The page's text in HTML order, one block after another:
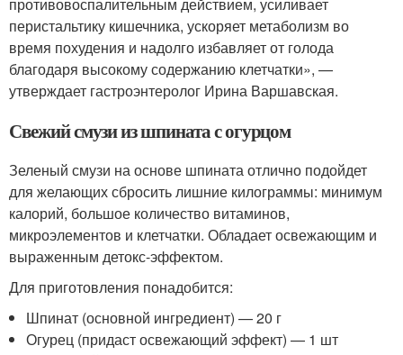
противовоспалительным действием, усиливает
перистальтику кишечника, ускоряет метаболизм во
время похудения и надолго избавляет от голода
благодаря высокому содержанию клетчатки», —
утверждает гастроэнтеролог Ирина Варшавская.
Свежий смузи из шпината с огурцом
Зеленый смузи на основе шпината отлично подойдет
для желающих сбросить лишние килограммы: минимум
калорий, большое количество витаминов,
микроэлементов и клетчатки. Обладает освежающим и
выраженным детокс-эффектом.
Для приготовления понадобится:
Шпинат (основной ингредиент) — 20 г
Огурец (придаст освежающий эффект) — 1 шт